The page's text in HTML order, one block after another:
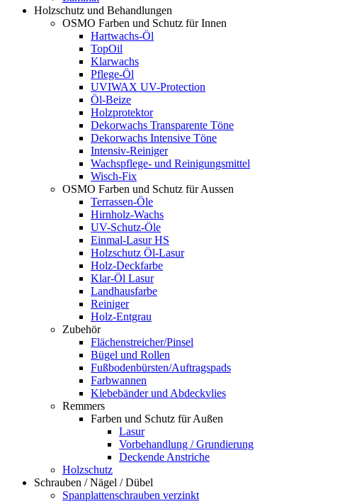
Holzschutz und Behandlungen
OSMO Farben und Schutz für Innen
Hartwachs-Öl
TopOil
Klarwachs
Pflege-Öl
UVIWAX UV-Protection
Öl-Beize
Holzprotektor
Dekorwachs Transparente Töne
Dekorwachs Intensive Töne
Intensiv-Reiniger
Wachspflege- und Reinigungsmittel
Wisch-Fix
OSMO Farben und Schutz für Aussen
Terrassen-Öle
Hirnholz-Wachs
UV-Schutz-Öle
Einmal-Lasur HS
Holzschutz Öl-Lasur
Holz-Deckfarbe
Klar-Öl Lasur
Landhausfarbe
Reiniger
Holz-Entgrau
Zubehör
Flächenstreicher/Pinsel
Bügel und Rollen
Fußbodenbürsten/Auftragspads
Farbwannen
Klebebänder und Abdeckvlies
Remmers
Farben und Schutz für Außen
Lasur
Vorbehandlung / Grundierung
Deckende Anstriche
Holzschutz
Schrauben / Nägel / Dübel
Spanplattenschrauben verzinkt